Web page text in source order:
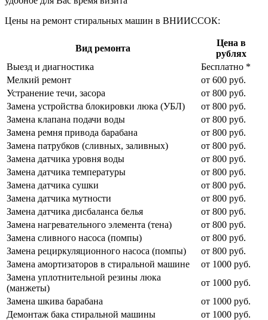
Цены на ремонт стиральных машин в ВНИИССОК:
Вид ремонта
Цена в
рублях
Выезд и диагностика
Бесплатно *
Мелкий ремонт
от 600 руб.
Устранение течи, засора
от 800 руб.
Замена устройства блокировки люка (УБЛ)
от 800 руб.
Замена клапана подачи воды
от 800 руб.
Замена ремня привода барабана
от 800 руб.
Замена патрубков (сливных, заливных)
от 800 руб.
Замена датчика уровня воды
от 800 руб.
Замена датчика температуры
от 800 руб.
Замена датчика сушки
от 800 руб.
Замена датчика мутности
от 800 руб.
Замена датчика дисбаланса белья
от 800 руб.
Замена нагревательного элемента (тена)
от 800 руб.
Замена сливного насоса (помпы)
от 800 руб.
Замена рециркуляционного насоса (помпы)
от 800 руб.
Замена амортизаторов в стиральной машине
от 1000 руб.
Замена уплотнительной резины люка
(манжеты)
от 1000 руб.
Замена шкива барабана
от 1000 руб.
Демонтаж бака стиральной машины
от 1000 руб.